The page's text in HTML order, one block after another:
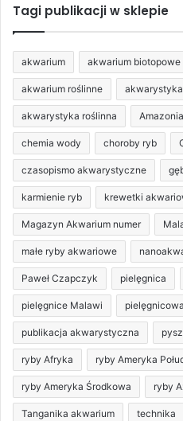
Tagi publikacji w sklepie
akwarium akwarium biotopowe
akwarium roślinne akwarystyka
akwarystyka roślinna Amazonia
chemia wody choroby ryb
czasopismo akwarystyczne
karmienie ryb krewetki
Magazyn Akwarium numer
małe ryby akwariowe
Paweł Czapczyk pielęgnica
pielęgnice Malawi
publikacja akwarystyczna
ryby Afryka ryby Ameryka
ryby Ameryka Środkowa ryby
Tanganika akwarium technika